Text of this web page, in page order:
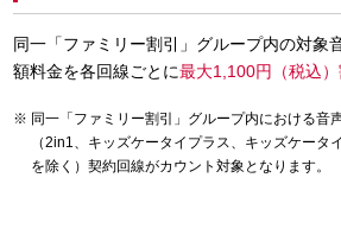
同一「ファミリー割引」グループ内の対象
額料金を各回線ごとに最大1,100円（税込）
同一「ファミリー割引」グループ内における音
（2in1、キッズケータイプラス、キッズケータ
を除く）契約回線がカウント対象となります。